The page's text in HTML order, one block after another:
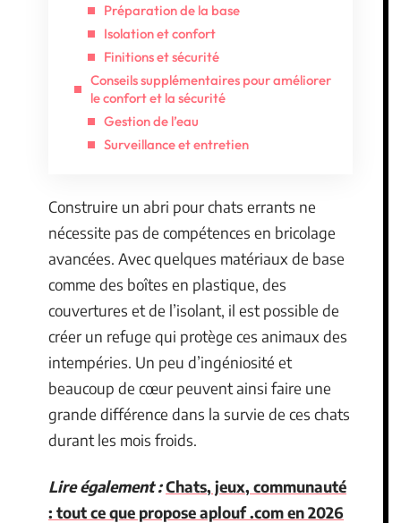
Préparation de la base
Isolation et confort
Finitions et sécurité
Conseils supplémentaires pour améliorer
le confort et la sécurité
Gestion de l’eau
Surveillance et entretien
Construire un abri pour chats errants ne
nécessite pas de compétences en bricolage
avancées. Avec quelques matériaux de base
comme des boîtes en plastique, des
couvertures et de l’isolant, il est possible de
créer un refuge qui protège ces animaux des
intempéries. Un peu d’ingéniosité et
beaucoup de cœur peuvent ainsi faire une
grande différence dans la survie de ces chats
durant les mois froids.
Lire également :Chats, jeux, communauté
: tout ce que propose aplouf .com en 2026